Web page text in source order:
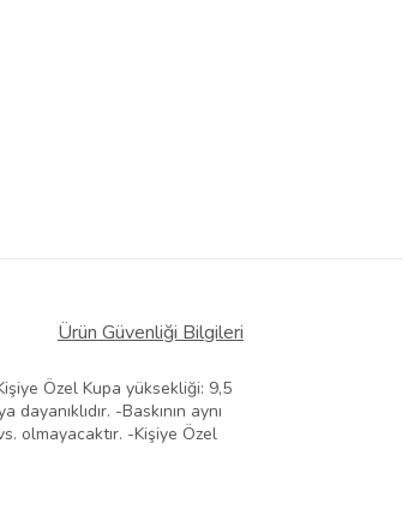
Ürün Güvenliği Bilgileri
Özel Kupa yüksekliği: 9,5
-Baskının aynı
olmayacaktır. -Kişiye Özel